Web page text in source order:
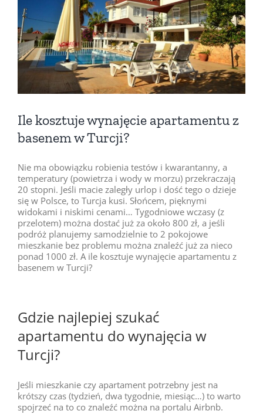
Ile kosztuje wynajęcie apartamentu z
basenem w Turcji?
Nie ma obowiązku robienia testów i kwarantanny, a
temperatury (powietrza i wody w morzu) przekraczają
20 stopni. Jeśli macie zaległy urlop i dość tego o dzieje
się w Polsce, to Turcja kusi. Słońcem, pięknymi
widokami i niskimi cenami… Tygodniowe wczasy (z
przelotem) można dostać już za około 800 zł, a jeśli
podróż planujemy samodzielnie to 2 pokojowe
mieszkanie bez problemu można znaleźć już za nieco
ponad 1000 zł. A ile kosztuje wynajęcie apartamentu z
basenem w Turcji?
Gdzie najlepiej szukać
apartamentu do wynajęcia w
Turcji?
Jeśli mieszkanie czy apartament potrzebny jest na
krótszy czas (tydzień, dwa tygodnie, miesiąc…) to warto
spojrzeć na to co znaleźć można na portalu Airbnb.